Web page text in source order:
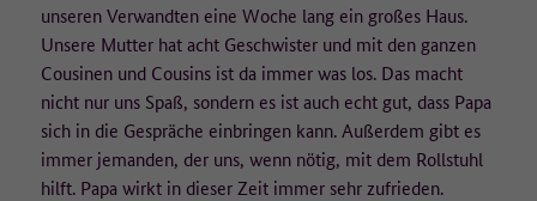
unseren Verwandten eine Woche lang ein großes Haus.
Unsere Mutter hat acht Geschwister und mit den ganzen
Cousinen und Cousins ist da immer was los. Das macht
nicht nur uns Spaß, sondern es ist auch echt gut, dass Papa
sich in die Gespräche einbringen kann. Außerdem gibt es
immer jemanden, der uns, wenn nötig, mit dem Rollstuhl
hilft. Papa wirkt in dieser Zeit immer sehr zufrieden.